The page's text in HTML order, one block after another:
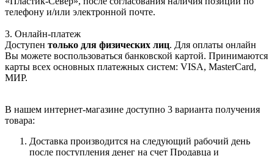
телефону и/или электронной почте.
3. Онлайн-платеж
Доступен только для физических лиц. Для оплаты онлайн
Вы можете воспользоваться банковской картой. Принимаются
карты всех основных платежных систем: VISA, MasterCard,
МИР.
В нашем интернет-магазине доступно 3 варианта получения
товара:
Доставка производится на следующий рабочий день
после поступления денег на счет Продавца и